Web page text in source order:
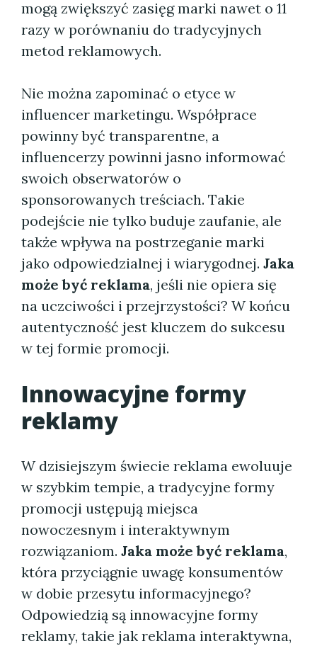
mogą zwiększyć zasięg marki nawet o 11
razy w porównaniu do tradycyjnych
metod reklamowych.
Nie można zapominać o etyce w
influencer marketingu. Współprace
powinny być transparentne, a
influencerzy powinni jasno informować
swoich obserwatorów o
sponsorowanych treściach. Takie
podejście nie tylko buduje zaufanie, ale
także wpływa na postrzeganie marki
jako odpowiedzialnej i wiarygodnej. Jaka
może być reklama, jeśli nie opiera się
na uczciwości i przejrzystości? W końcu
autentyczność jest kluczem do sukcesu
w tej formie promocji.
Innowacyjne formy
reklamy
W dzisiejszym świecie reklama ewoluuje
w szybkim tempie, a tradycyjne formy
promocji ustępują miejsca
nowoczesnym i interaktywnym
rozwiązaniom. Jaka może być reklama,
która przyciągnie uwagę konsumentów
w dobie przesytu informacyjnego?
Odpowiedzią są innowacyjne formy
reklamy, takie jak reklama interaktywna,